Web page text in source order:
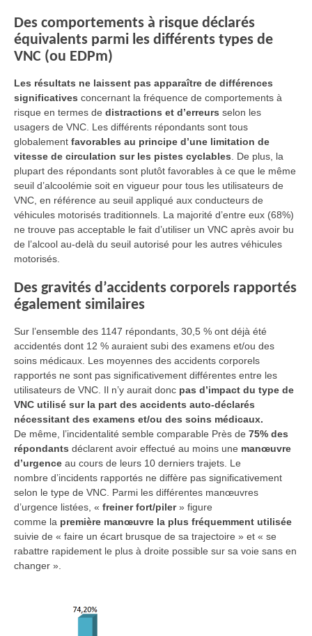
Des comportements à risque déclarés
équivalents parmi les différents types de
VNC (ou EDPm)
Les résultats ne laissent pas apparaître de différences
significatives concernant la fréquence de comportements à
risque en termes de distractions et d’erreurs selon les
usagers de VNC. Les différents répondants sont tous
globalement favorables au principe d’une limitation de
vitesse de circulation sur les pistes cyclables . De plus, la
plupart des répondants sont plutôt favorables à ce que le même
seuil d’alcoolémie soit en vigueur pour tous les utilisateurs de
VNC, en référence au seuil appliqué aux conducteurs de
véhicules motorisés traditionnels. La majorité d’entre eux (68%)
ne trouve pas acceptable le fait d’utiliser un VNC après avoir bu
de l’alcool au-delà du seuil autorisé pour les autres véhicules
motorisés.
Des gravités d’accidents corporels rapportés
également similaires
Sur l’ensemble des 1147 répondants, 30,5 % ont déjà été
accidentés dont 12 % auraient subi des examens et/ou des
soins médicaux. Les moyennes des accidents corporels
rapportés ne sont pas significativement différentes entre les
utilisateurs de VNC. Il n’y aurait donc pas d’impact du type de
VNC utilisé sur la part des accidents auto-déclarés
nécessitant des examens et/ou des soins médicaux.
De même, l’incidentalité semble comparable Près de 75% des
répondants déclarent avoir effectué au moins une manœuvre
d’urgence au cours de leurs 10 derniers trajets. Le
nombre d’incidents rapportés ne diffère pas significativement
selon le type de VNC. Parmi les différentes manœuvres
d’urgence listées, « freiner fort/piler» figure
comme la première manœuvre la plus fréquemment utilisée
suivie de « faire un écart brusque de sa trajectoire » et « se
rabattre rapidement le plus à droite possible sur sa voie sans en
changer ».